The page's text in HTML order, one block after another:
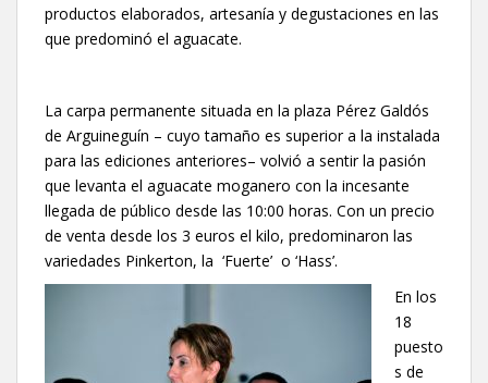
productos elaborados, artesanía y degustaciones en las
que predominó el aguacate.
La carpa permanente situada en la plaza Pérez Galdós
de Arguineguín – cuyo tamaño es superior a la instalada
para las ediciones anteriores– volvió a sentir la pasión
que levanta el aguacate moganero con la incesante
llegada de público desde las 10:00 horas. Con un precio
de venta desde los 3 euros el kilo, predominaron las
variedades Pinkerton, la ‘Fuerte’ o ‘Hass’.
En los
18
puesto
s de